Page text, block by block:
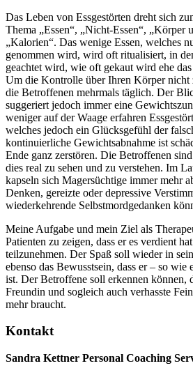
Das Leben von Essgestörten dreht sich
Thema „Essen“, „Nicht-Essen“, „Körper
„Kalorien“. Das wenige Essen, welches
genommen wird, wird oft ritualisiert, in
geachtet wird, wie oft gekaut wird ehe
Um die Kontrolle über Ihren Körper nicht
die Betroffenen mehrmals täglich. Der
suggeriert jedoch immer eine
weniger auf der Waage erfahren
welches jedoch ein Glücksgefühl der
kontinuierliche Gewichtsabnahme ist
Ende ganz zerstören. Die Betroffenen
dies real zu sehen und zu verstehen. Im
kapseln sich Magersüchtige immer mehr
Denken, gereizte oder depressive
wiederkehrende Selbstmordgedanken
Meine Aufgabe und mein Ziel als
Patienten zu zeigen, dass er es verdient
teilzunehmen. Der Spaß soll wieder in
ebenso das Bewusstsein, dass er – so
ist. Der Betroffene soll erkennen können,
Freundin und sogleich auch verhasste
mehr braucht.
Kontakt
Sandra Kettner Personal Coaching